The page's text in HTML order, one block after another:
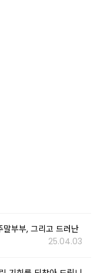
부부, 그리고 드러난
25.04.03